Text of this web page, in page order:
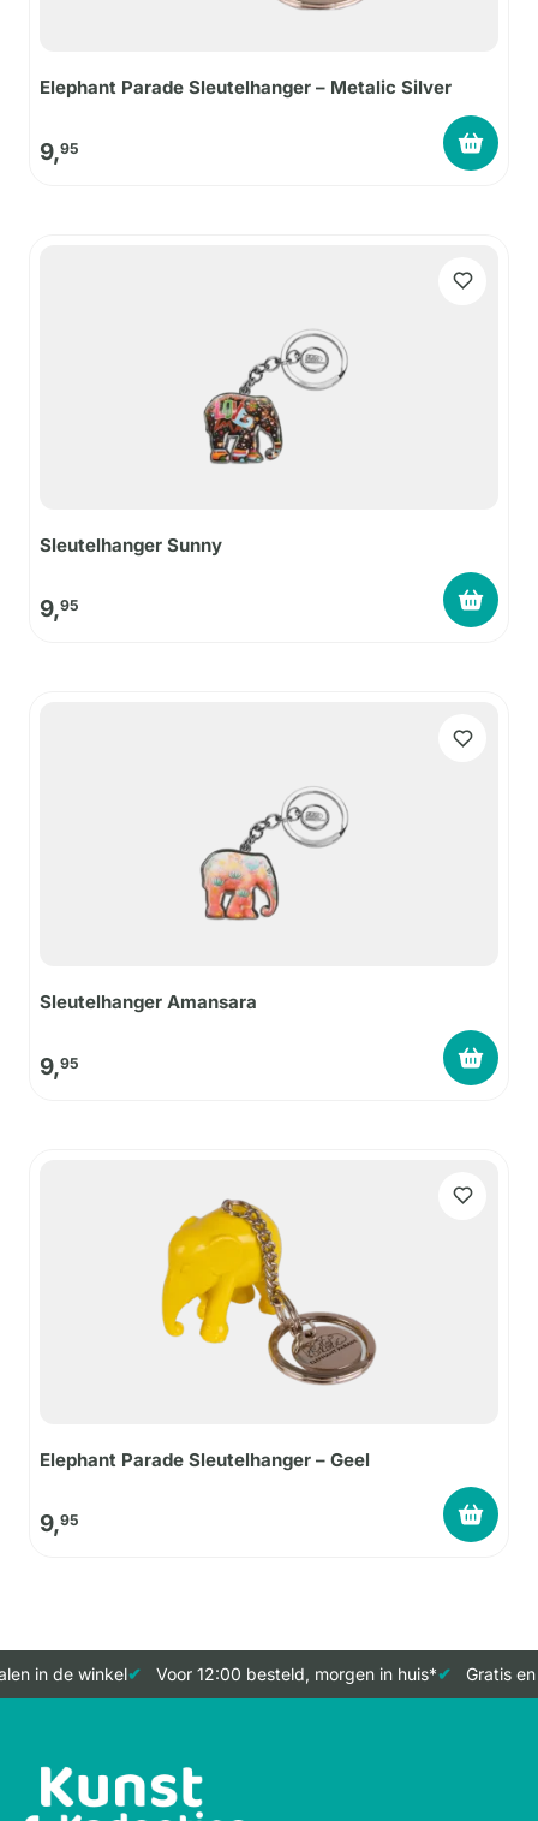
Elephant Parade Sleutelhanger – Metalic Silver
9,95
Sleutelhanger Sunny
9,95
Sleutelhanger Amansara
9,95
Elephant Parade Sleutelhanger – Geel
9,95
in de winkel Voor 12:00 besteld, morgen in huis* Gratis